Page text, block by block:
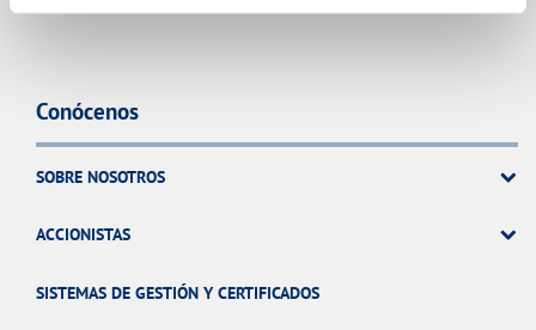
Conócenos
SOBRE NOSOTROS
ACCIONISTAS
SISTEMAS DE GESTIÓN Y CERTIFICADOS